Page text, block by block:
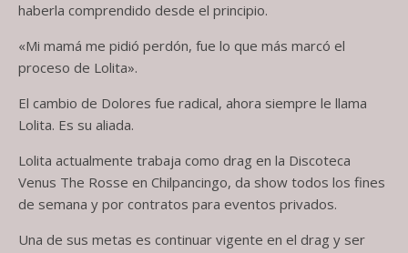
haberla comprendido desde el principio.
«Mi mamá me pidió perdón, fue lo que más marcó el
proceso de Lolita».
El cambio de Dolores fue radical, ahora siempre le llama
Lolita. Es su aliada.
Lolita actualmente trabaja como drag en la Discoteca
Venus The Rosse en Chilpancingo, da show todos los fines
de semana y por contratos para eventos privados.
Una de sus metas es continuar vigente en el drag y ser